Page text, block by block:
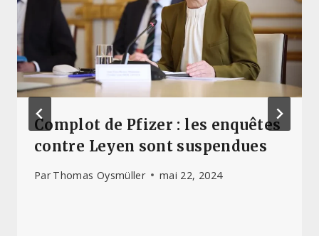
Complot de Pfizer : les enquêtes
contre Leyen sont suspendues
Par Thomas Oysmüller mai 22, 2024